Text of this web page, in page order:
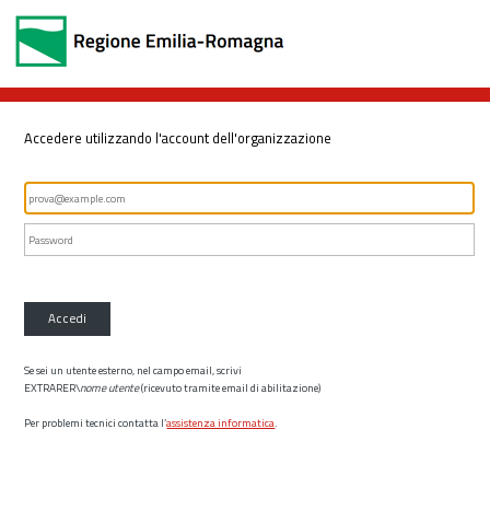
Accedere utilizzando l'account dell'organizzazione
Accedi
Se sei un utente esterno, nel campo email, scrivi
EXTRARER\nome utente(ricevuto tramite email di abilitazione)
Per problemi tecnici contatta l’assistenza informatica.